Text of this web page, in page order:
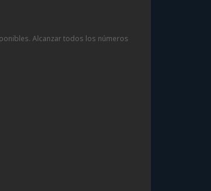
Alcanzar todos los números